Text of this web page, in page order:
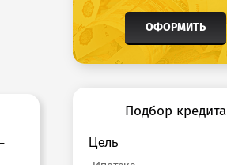
ОФОРМИТЬ
Подбор кредита
Цель